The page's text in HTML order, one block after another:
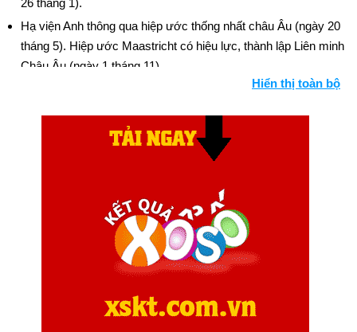
26 tháng 1).
Hạ viện Anh thông qua hiệp ước thống nhất châu Âu (ngày 20
tháng 5). Hiệp ước Maastricht có hiệu lực, thành lập Liên minh
Châu Âu (ngày 1 tháng 11).
22 binh sĩ Liên hợp quốc bị giết ở Somalia (ngày 5 tháng 6).
Lực lượng của Yeltsin đè bẹp cuộc nổi dậy ở Quốc hội Nga
Trung Quốc phá bỏ lệnh cấm thử hạt nhân (ngày 5 tháng 10).
Nam Phi thông qua hiến pháp quy tắc đa số (ngày 18 tháng
Ngày sinh Tố Ny (14-12) trong lịch sử
Ngày 14-12 năm 1799:
Nhà lập quốc Hoa Kỳ, George
Washington qua đời ở tuổi 67.
Hiển thị toàn bộ